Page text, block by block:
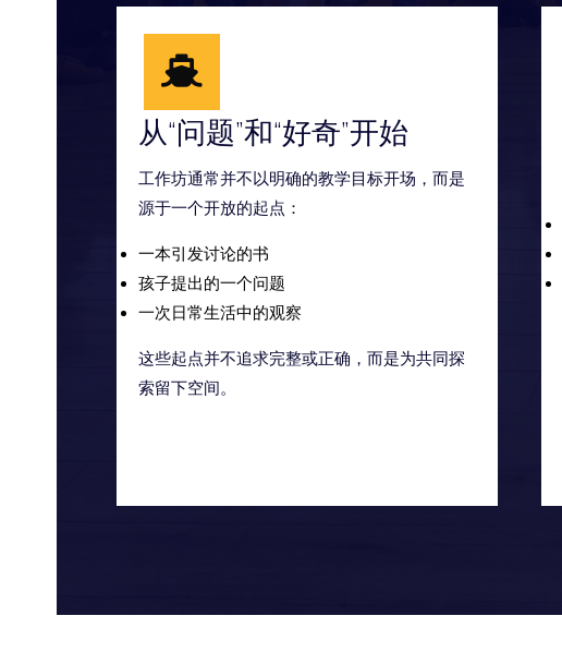
从“问题”和“好奇”开始
工作坊通常并不以明确的教学目标开场，而是
源于一个开放的起点：
一本引发讨论的书
孩子提出的一个问题
一次日常生活中的观察
这些起点并不追求完整或正确，而是为共同探
索留下空间。